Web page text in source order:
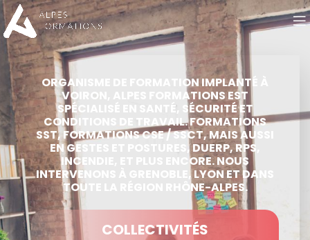
ORGANISME DE FORMATION IMPLANTÉ À
VOIRON, ALPES FORMATIONS EST
SPÉCIALISÉ EN SANTÉ, SÉCURITÉ ET
CONDITIONS DE TRAVAIL. FORMATIONS
SST, FORMATIONS CSE / SSCT, MAIS AUSSI
EN GESTES ET POSTURES, DUERP, RPS,
INCENDIE, ET PLUS ENCORE. NOUS
INTERVENONS À GRENOBLE, LYON ET DANS
TOUTE LA RÉGION RHÔNE-ALPES.
COLLECTIVITÉS